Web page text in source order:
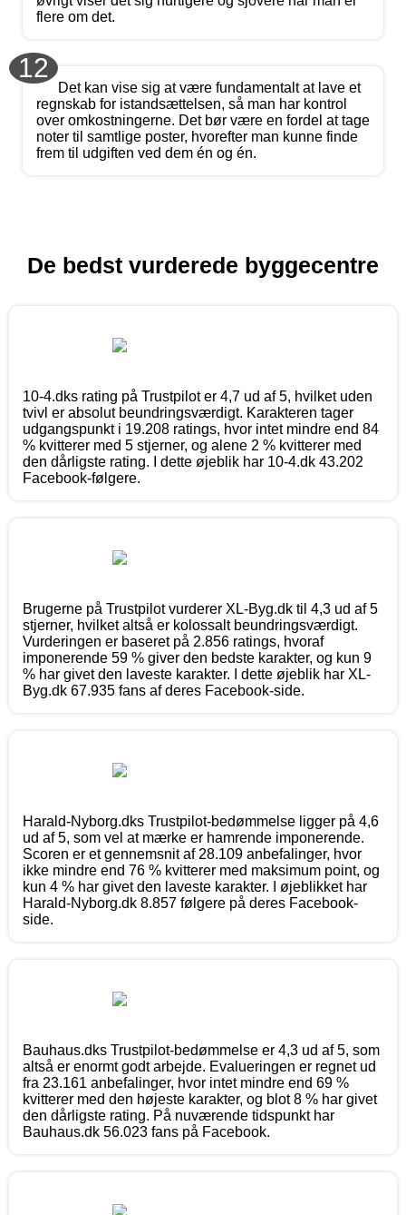
flere om det.
12
Det kan vise sig at være fundamentalt at lave et
regnskab for istandsættelsen, så man har kontrol
over omkostningerne. Det bør være en fordel at tage
noter til samtlige poster, hvorefter man kunne finde
frem til udgiften ved dem én og én.
De bedst vurderede byggecentre
10-4.dks rating på Trustpilot er 4,7 ud af 5, hvilket uden
tvivl er absolut beundringsværdigt. Karakteren tager
udgangspunkt i 19.208 ratings, hvor intet mindre end 84
% kvitterer med 5 stjerner, og alene 2 % kvitterer med
den dårligste rating. I dette øjeblik har 10-4.dk 43.202
Facebook-følgere.
Brugerne på Trustpilot vurderer XL-Byg.dk til 4,3 ud af 5
stjerner, hvilket altså er kolossalt beundringsværdigt.
Vurderingen er baseret på 2.856 ratings, hvoraf
imponerende 59 % giver den bedste karakter, og kun 9
% har givet den laveste karakter. I dette øjeblik har XL-
Byg.dk 67.935 fans af deres Facebook-side.
Harald-Nyborg.dks Trustpilot-bedømmelse ligger på 4,6
ud af 5, som vel at mærke er hamrende imponerende.
Scoren er et gennemsnit af 28.109 anbefalinger, hvor
ikke mindre end 76 % kvitterer med maksimum point, og
kun 4 % har givet den laveste karakter. I øjeblikket har
Harald-Nyborg.dk 8.857 følgere på deres Facebook-
side.
Bauhaus.dks Trustpilot-bedømmelse er 4,3 ud af 5, som
altså er enormt godt arbejde. Evalueringen er regnet ud
fra 23.161 anbefalinger, hvor intet mindre end 69 %
kvitterer med den højeste karakter, og blot 8 % har givet
den dårligste rating. På nuværende tidspunkt har
Bauhaus.dk 56.023 fans på Facebook.